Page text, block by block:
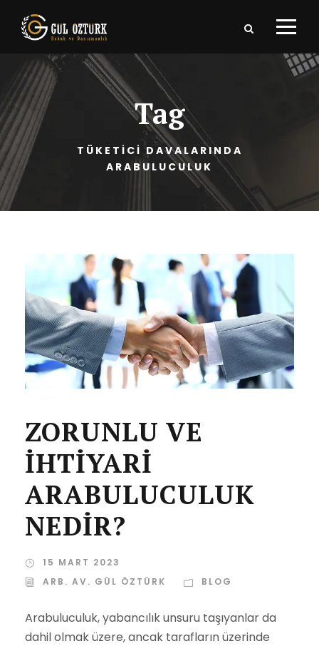
Tag
TÜKETICI DAVALARINDA
ARABULUCULUK
ZORUNLU VE
İHTİYARİ
ARABULUCULUK
NEDİR?
15 MART 2023
ARB. AV. GÜL ÖZTÜRK
BLOG
Arabuluculuk, yabancılık unsuru taşıyanlar da
dahil olmak üzere, ancak tarafların üzerinde